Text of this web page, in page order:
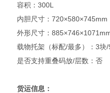
容积：300L
内胆尺寸：720×580×745mm
外形尺寸：
载物托架（标配/最多）：3块/
是否支持重叠码放/层数：否
货运信息：